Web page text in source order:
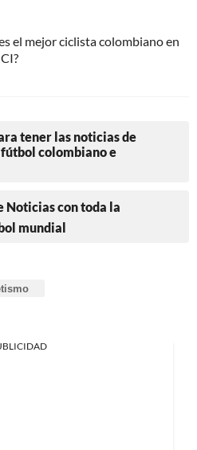
el mejor ciclista colombiano en
tener las noticias de
colombiano e
Noticias con toda la
mundial